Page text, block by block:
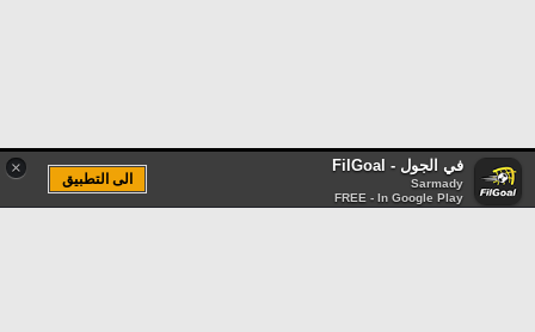
× في الجول - FilGoal
Sarmady
FREE - In Google Play
الى التطبيق